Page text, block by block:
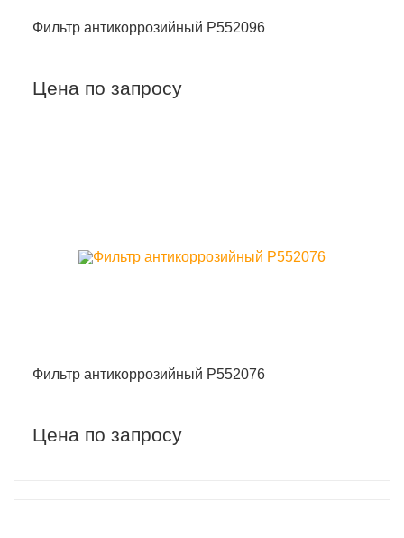
Фильтр антикоррозийный P552096
Цена по запросу
Фильтр антикоррозийный P552076
Цена по запросу